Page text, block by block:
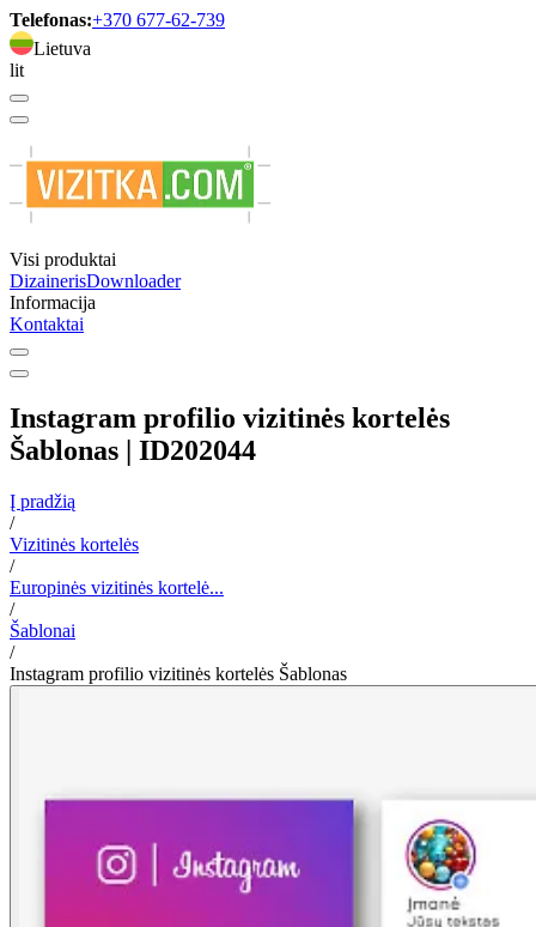
Telefonas:+370 677-62-739
Lietuva
lit
Visi produktai
DizainerisDownloader
Informacija
Kontaktai
Instagram profilio vizitinės kortelės
Šablonas | ID202044
Į pradžią
/
Vizitinės kortelės
/
Europinės vizitinės kortelė...
/
Šablonai
/
Instagram profilio vizitinės kortelės Šablonas